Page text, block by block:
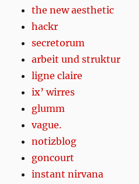
the new aesthetic
hackr
secretorum
arbeit und struktur
ligne claire
ix’ wirres
glumm
vague.
notizblog
goncourt
instant nirvana